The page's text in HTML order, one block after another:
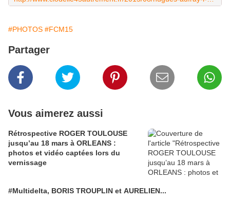
#PHOTOS #FCM15
Partager
Vous aimerez aussi
Rétrospective ROGER TOULOUSE
jusqu’au 18 mars à ORLEANS :
photos et vidéo captées lors du
vernissage
#Multidelta​, BORIS TROUPLIN et AURELIEN...